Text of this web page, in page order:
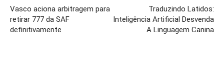
Vasco aciona arbitragem para
retirar 777 da SAF
definitivamente
Traduzindo Latidos:
Inteligência Artificial Desvenda
A Linguagem Canina